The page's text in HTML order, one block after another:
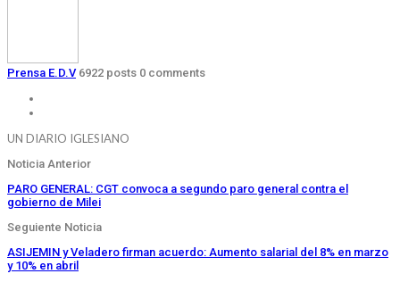
Prensa E.D.V 6922 posts 0 comments
UN DIARIO IGLESIANO
Noticia Anterior
PARO GENERAL: CGT convoca a segundo paro general contra el
gobierno de Milei
Seguiente Noticia
ASIJEMIN y Veladero firman acuerdo: Aumento salarial del 8% en marzo
y 10% en abril